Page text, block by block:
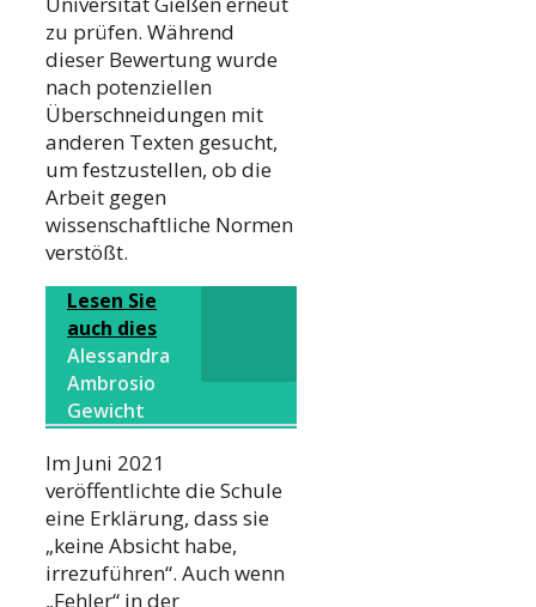
zu prüfen. Während
dieser Bewertung wurde
nach potenziellen
Überschneidungen mit
anderen Texten gesucht,
um festzustellen, ob die
Arbeit gegen
wissenschaftliche Normen
verstößt.
Lesen Sie
auch dies
Alessandra
Ambrosio
Gewicht
Im Juni 2021
veröffentlichte die Schule
eine Erklärung, dass sie
„keine Absicht habe,
irrezuführen“. Auch wenn
„Fehler“ in der